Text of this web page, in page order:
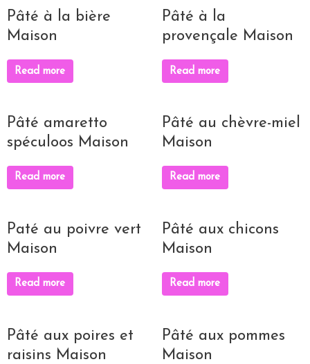
Pâté à la bière
Maison
Read more
Pâté à la
provençale Maison
Read more
Pâté amaretto
spéculoos Maison
Read more
Pâté au chèvre-miel
Maison
Read more
Paté au poivre vert
Maison
Read more
Pâté aux chicons
Maison
Read more
Pâté aux poires et
raisins Maison
Pâté aux pommes
Maison